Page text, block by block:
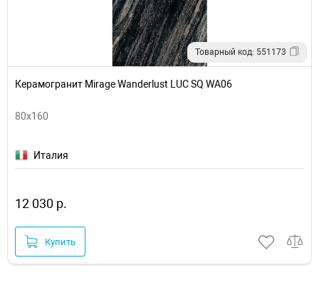
Товарный код: 551173
Керамогранит Mirage Wanderlust LUC SQ WA06
80х160
Италия
12 030 р.
Купить